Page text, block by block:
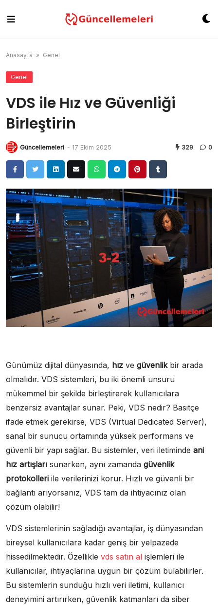
content
Anasayfa » Genel
Genel
VDS ile Hız ve Güvenliği
Birleştirin
Güncellemeleri - 17 Ekim 2025 329 0
Günümüz dijital dünyasında, hız ve güvenlikbir arada
olmalıdır. VDS sistemleri, bu iki önemli unsuru
mükemmel bir şekilde birleştirerek kullanıcılara
benzersiz avantajlar sunar. Peki, VDS nedir? Basitçe
ifade etmek gerekirse, VDS (Virtual Dedicated Server),
sanal bir sunucu ortamında yüksek performans ve
güvenli bir yapı sağlar. Bu sistemler, veri iletiminde ani
hız artışları sunarken, aynı zamanda güvenlik
protokolleri ile verilerinizi korur. Hızlı ve güvenli bir
bağlantı arıyorsanız, VDS tam da ihtiyacınız olan
çözüm olabilir!
VDS sistemlerinin sağladığı avantajlar, iş dünyasından
bireysel kullanıcılara kadar geniş bir yelpazede
hissedilmektedir. Özellikle vds satın al işlemleri ile
kullanıcılar, ihtiyaçlarına uygun bir çözüm bulabilirler.
Bu sistemlerin sunduğu hızlı veri iletimi, kullanıcı
deneyimini artırırken, güvenlik katmanları da siber